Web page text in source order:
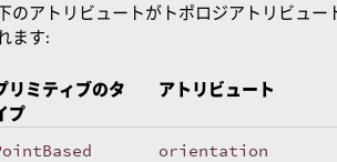
のアトリビュートがトポロジアトリビュー
ます:
リミティブのタ
プ
アトリビュート
orientation